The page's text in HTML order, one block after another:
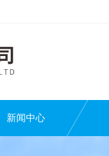
新闻中心